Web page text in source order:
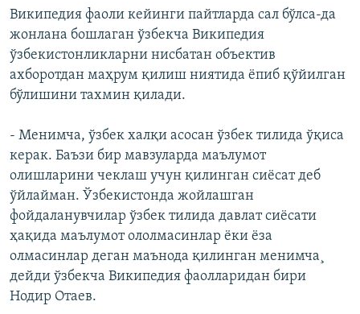
Википедия фаоли кейинги пайтларда сал бўлса-да
жонлана бошлаган ўзбекча Википедия
ўзбекистонликларни нисбатан объектив
ахборотдан маҳрум қилиш ниятида ëпиб қўйилган
бўлишини тахмин қилади.
- Менимча, ўзбек халқи асосан ўзбек тилида ўқиса
керак. Баъзи бир мавзуларда маълумот
олишларини чеклаш учун қилинган сиëсат деб
ўйлайман. Ўзбекистонда жойлашган
фойдаланувчилар ўзбек тилида давлат сиëсати
ҳақида маълумот ололмасинлар ëки ëза
олмасинлар деган маънода қилинган менимча¸
дейди ўзбекча Википедия фаолларидан бири
Нодир Отаев.